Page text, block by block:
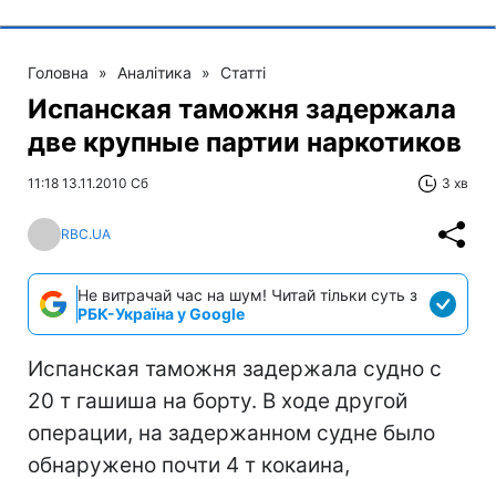
Головна » Аналітика » Статті
Испанская таможня задержала
две крупные партии наркотиков
11:18 13.11.2010 Сб 3 хв
RBC.UA
Не витрачай час на шум! Читай тільки суть з
РБК-Україна у Google
Испанская таможня задержала судно с
20 т гашиша на борту. В ходе другой
операции, на задержанном судне было
обнаружено почти 4 т кокаина,